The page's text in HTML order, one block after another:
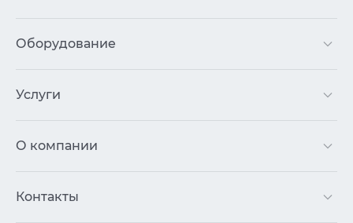
Оборудование
Услуги
О компании
Контакты